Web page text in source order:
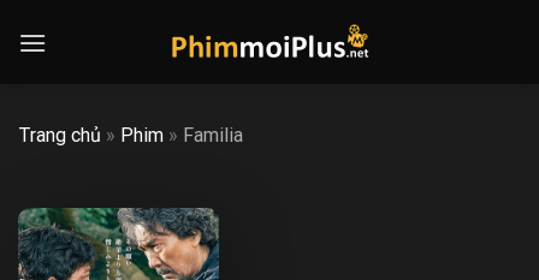
Trang chủ » Phim » Familia